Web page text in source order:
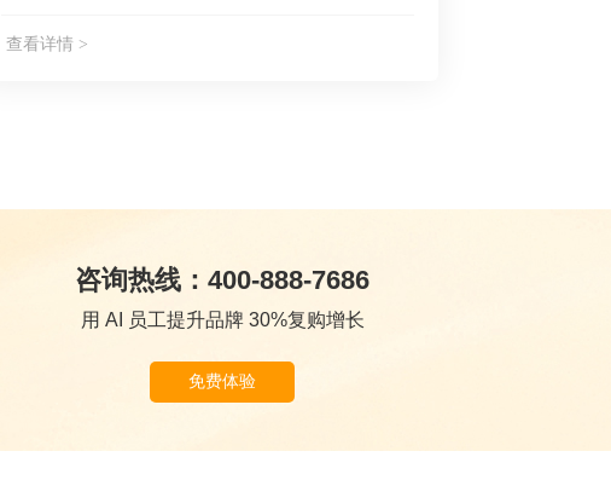
查看详情 >
咨询热线：400-888-7686
用 AI 员工提升品牌 30%复购增长
免费体验